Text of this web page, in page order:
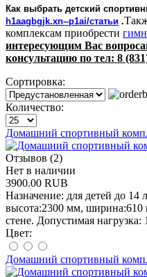
Как выбрать детский
h1aagbgjk.xn--p1ai/статьи .
комплексам приобрести
интересующим Вас
консультацию по тел: 8
Сортировка:
Количество:
Домашний спортивный
Отзывов (2)
Нет в наличии
3900.00 RUB
Назначение: для детей до 14
высота:2300 мм,
стене. Допустимая нагрузка:
Цвет:
Домашний спортивный